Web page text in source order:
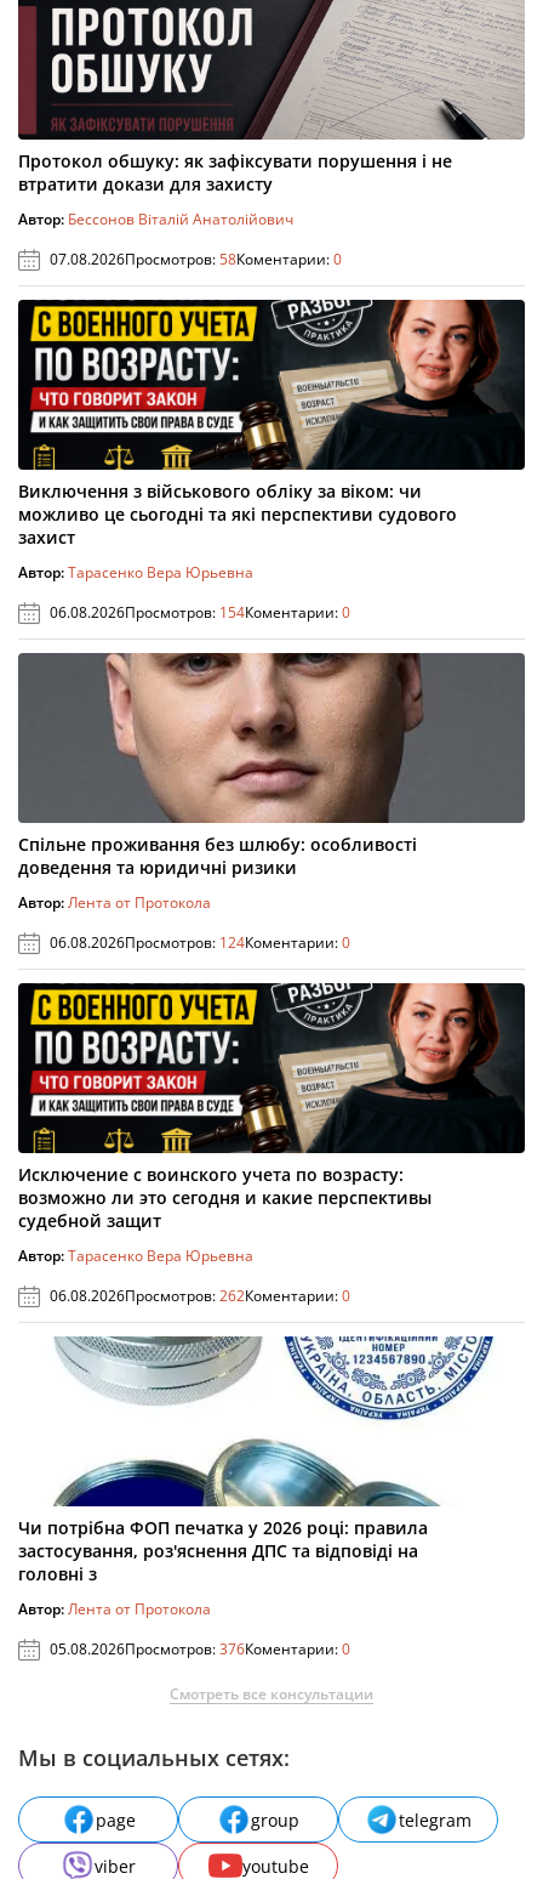
Протокол обшуку: як зафіксувати порушення і не
втратити докази для захисту
Автор: Бессонов Віталій Анатолійович
07.08.2026Просмотров:58Коментарии:0
Виключення з військового обліку за віком: чи
можливо це сьогодні та які перспективи судового
захист
Автор:Тарасенко Вера Юрьевна
06.08.2026Просмотров: 154Коментарии:0
Спільне проживання без шлюбу: особливості
доведення та юридичні ризики
Автор:Лента от Протокола
06.08.2026Просмотров: 124Коментарии:0
Исключение с воинского учета по возрасту:
возможно ли это сегодня и какие перспективы
судебной защит
Автор:Тарасенко Вера Юрьевна
06.08.2026Просмотров:262Коментарии:0
Чи потрібна ФОП печатка у 2026 році: правила
застосування, роз'яснення ДПС та відповіді на
головні з
Автор:Лента от Протокола
05.08.2026Просмотров:376Коментарии:0
Смотреть все консультации
Мы в социальных сетях:
page group
telegram
viber
youtube